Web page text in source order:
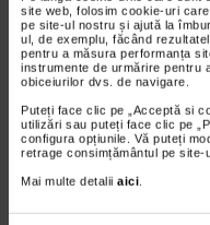
site web, folosim cookie-uri
pe site-ul nostru și ajută la
ul, de exemplu, făcând
pentru a măsura performanța
instrumente de urmărire pentru
obiceiurilor dvs. de navigare.
Puteți face clic pe „Acceptă si
utilizări sau puteți face clic pe
configura opțiunile. Vă puteți
retrage consimțământul pe site-
Mai multe detalii aici
presiune,
incapacitatea de
glandsi durere in
lucru;
gland penian
restrictiei
poate duce la
devine violet sau
chiar sa se simta